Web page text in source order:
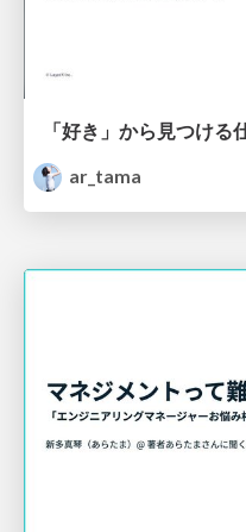
ar_tama